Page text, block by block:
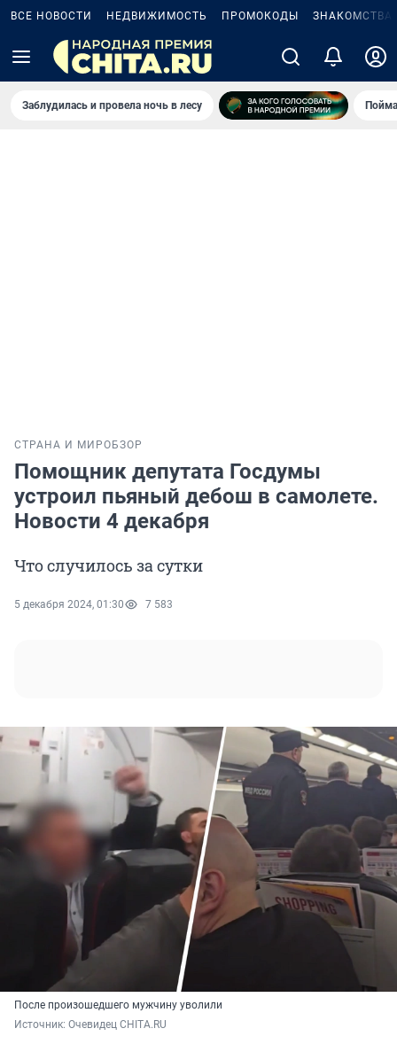
ВСЕ НОВОСТИ НЕДВИЖИМОСТЬ ПРОМОКОДЫ ЗНАКОМСТВА
Заблудилась и провела ночь в лесу
СТРАНА И МИРОБЗОР
Помощник депутата Госдумы
устроил пьяный дебош в самолете.
Новости 4 декабря
Что случилось за сутки
5 декабря 2024, 01:30 7 583
После произошедшего мужчину уволили
Источник: Очевидец CHITA.RU